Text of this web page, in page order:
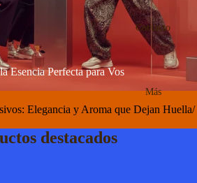
Contacto
Más
Esencia Perfecta para Vos
Elegancia y Aroma que Dejan Huella/
destacados